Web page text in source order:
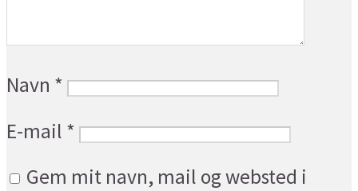
Navn *
E-mail *
Gem mit navn, mail og websted i